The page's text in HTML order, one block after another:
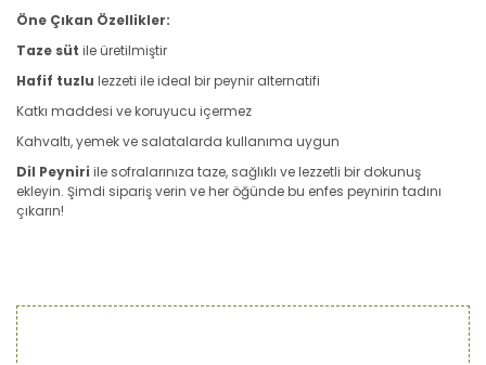
Öne Çıkan Özellikler:
Taze süt ile üretilmiştir
Hafif tuzlu lezzeti ile ideal bir peynir alternatifi
Katkı maddesi ve koruyucu içermez
Kahvaltı, yemek ve salatalarda kullanıma uygun
Dil Peyniri ile sofralarınıza taze, sağlıklı ve lezzetli bir dokunuş
ekleyin. Şimdi sipariş verin ve her öğünde bu enfes peynirin tadını
çıkarın!
Bu ürüne ilk yorumu siz yapın!